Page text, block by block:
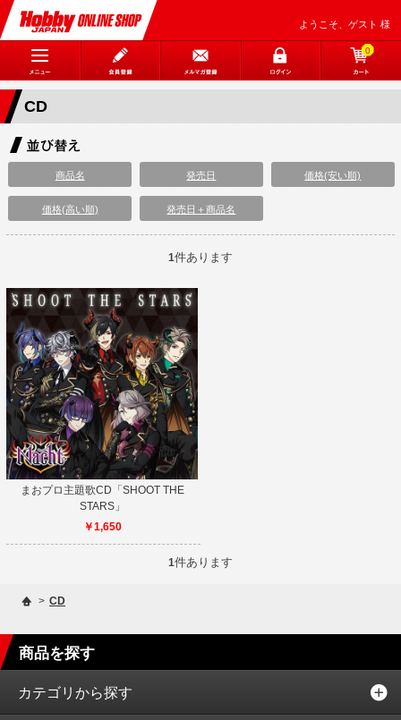
ようこそ、ゲスト 様
0
CD
商品名 発売日 価格(安い順)
価格(高い順) 発売日＋商品名
1件あります
まおプロ主題歌CD「SHOOT THE
STARS」
￥1,650
1件あります
> CD
商品を探す
カテゴリから探す